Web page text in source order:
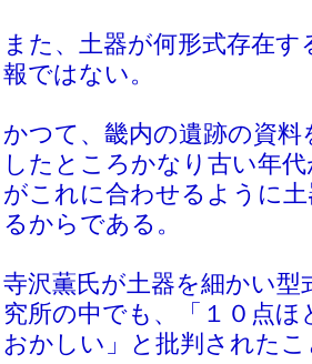
また、土器が何形式存在
報ではない。
かつて、畿内の遺跡の資
したところかなり古い年
がこれに合わせるように
るからである。
寺沢薫氏が土器を細かい
究所の中でも、「１０点
おかしい」と批判された